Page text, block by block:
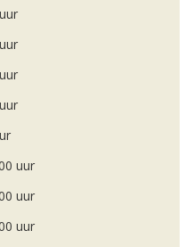
uur
uur
uur